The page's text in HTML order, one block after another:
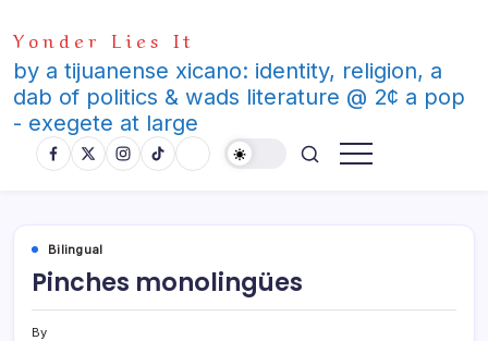
to
content
Yonder Lies It
by a tijuanense xicano: identity, religion, a
dab of politics & wads literature @ 2¢ a pop
- exegete at large
Bilingual
Pinches monolingües
By